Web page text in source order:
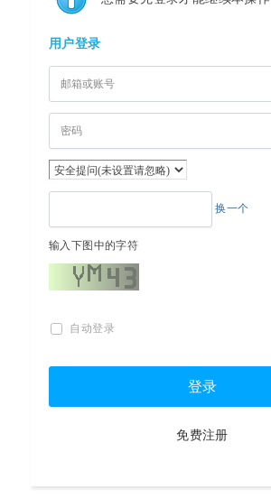
用户登录
换一个
输入下图中的字符
自动登录
登录
免费注册